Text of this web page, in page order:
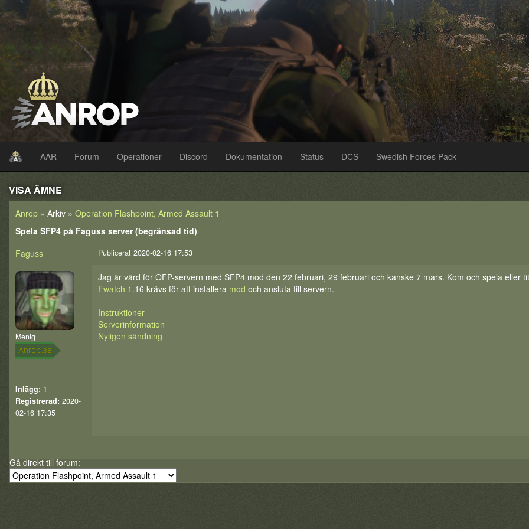
AAR Forum Operationer Discord Dokumentation Status DCS Swedish Forces Pack
VISA ÄMNE
Anrop » Arkiv » Operation Flashpoint, Armed Assault 1
Spela SFP4 på Faguss server (begränsad tid)
Faguss
Publicerat 2020-02-16 17:53
Menig
Inlägg: 1
Registrerad: 2020-
02-16 17:35
Jag är värd för OFP-servern med SFP4 mod den 22 februari, 29 februari och kanske 7 mars. Kom och spela eller
Fwatch 1.16 krävs för att installera mod och ansluta till servern.
Instruktioner
Serverinformation
Nyligen sändning
Gå direkt till forum: